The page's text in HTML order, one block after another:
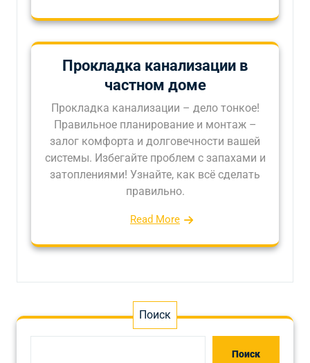
Прокладка канализации в
частном доме
Прокладка канализации – дело тонкое!
Правильное планирование и монтаж –
залог комфорта и долговечности вашей
системы. Избегайте проблем с запахами и
затоплениями! Узнайте, как всё сделать
правильно.
Read More
Поиск
Поиск